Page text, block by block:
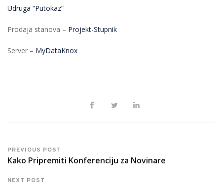
Udruga “Putokaz”
Prodaja stanova – Projekt-Stupnik
Server – MyDataKnox
PREVIOUS POST
Kako Pripremiti Konferenciju za Novinare
NEXT POST